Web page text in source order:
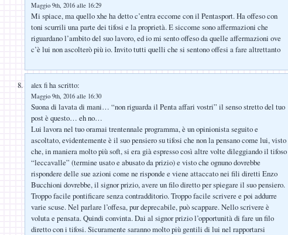
Maggio 9th, 2016 alle 16:29
Mi spiace, ma quello xhe ha detto c’entra eccome con il Pentasport. Ha offeso con
toni scurrili una parte dei tifosi e la proprietà. E siccome sono affermazioni che
riguardano l’ambito del suo lavoro, ed io mi sento offeso da quelle affermazioni ove
c’è lui non ascolterò più io. Invito tutti quelli che si sentono offesi a fare altrettanto
alex fi ha scritto:
Maggio 9th, 2016 alle 16:30
Suona di lavata di mani… “non riguarda il Penta affari vostri” il senso stretto del tuo
post è questo… eh no…
Lui lavora nel tuo oramai trentennale programma, è un opinionista seguito e
ascoltato, evidentemente è il suo pensiero su tifosi che non la pensano come lui, visto
che, in maniera molto più soft, si era già espresso così altre volte dileggiando il tifoso
“leccavalle” (termine usato e abusato da prizio) e visto che ognuno dovrebbe
rispondere delle sue azioni come ne risponde e viene attaccato nei fili diretti Enzo
Bucchioni dovrebbe, il signor prizio, avere un filo diretto per spiegare il suo pensiero.
Troppo facile pontificare senza contradditorio. Troppo facile scrivere e poi addurre
varie scuse. Nel parlare l’offesa, pur deprecabile, può scappare. Nello scrivere è
voluta e pensata. Quindi convinta. Dai al signor prizio l’opportunità di fare un filo
diretto con i tifosi. Sicuramente saranno molto più gentili di lui nel rapportarsi